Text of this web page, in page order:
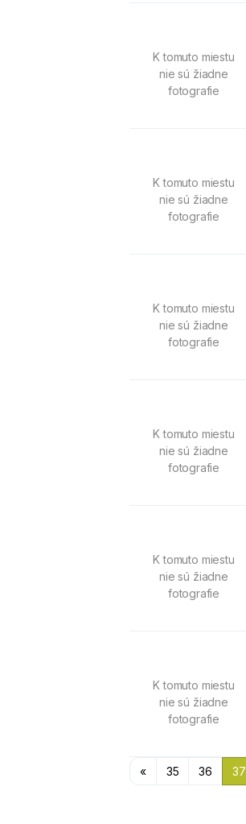
K tomuto miestu
nie sú žiadne
fotografie
K tomuto miestu
nie sú žiadne
fotografie
K tomuto miestu
nie sú žiadne
fotografie
K tomuto miestu
nie sú žiadne
fotografie
K tomuto miestu
nie sú žiadne
fotografie
K tomuto miestu
nie sú žiadne
fotografie
« 35 36 37